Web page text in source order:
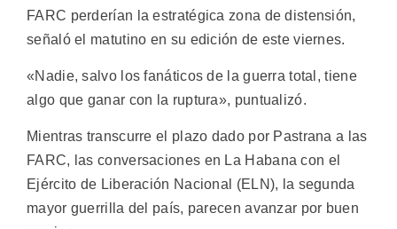
FARC perderían la estratégica zona de distensión,
señaló el matutino en su edición de este viernes.
«Nadie, salvo los fanáticos de la guerra total, tiene
algo que ganar con la ruptura», puntualizó.
Mientras transcurre el plazo dado por Pastrana a las
FARC, las conversaciones en La Habana con el
Ejército de Liberación Nacional (ELN), la segunda
mayor guerrilla del país, parecen avanzar por buen